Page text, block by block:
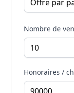
Nombre de
Honoraires /